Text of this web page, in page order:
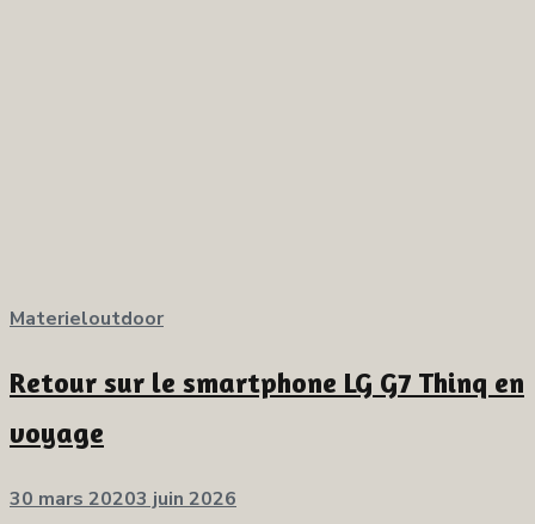
Materieloutdoor
Retour sur le smartphone LG G7 Thinq en
voyage
Publié
30 mars 20203 juin 2026